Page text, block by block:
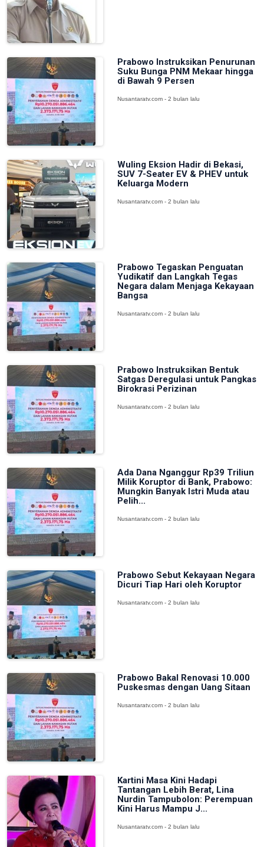
Prabowo Instruksikan Penurunan
Suku Bunga PNM Mekaar hingga
di Bawah 9 Persen
Nusantaratv.com - 2 bulan lalu
Wuling Eksion Hadir di Bekasi,
SUV 7-Seater EV & PHEV untuk
Keluarga Modern
Nusantaratv.com - 2 bulan lalu
Prabowo Tegaskan Penguatan
Yudikatif dan Langkah Tegas
Negara dalam Menjaga Kekayaan
Bangsa
Nusantaratv.com - 2 bulan lalu
Prabowo Instruksikan Bentuk
Satgas Deregulasi untuk Pangkas
Birokrasi Perizinan
Nusantaratv.com - 2 bulan lalu
Ada Dana Nganggur Rp39 Triliun
Milik Koruptor di Bank, Prabowo:
Mungkin Banyak Istri Muda atau
Pelih...
Nusantaratv.com - 2 bulan lalu
Prabowo Sebut Kekayaan Negara
Dicuri Tiap Hari oleh Koruptor
Nusantaratv.com - 2 bulan lalu
Prabowo Bakal Renovasi 10.000
Puskesmas dengan Uang Sitaan
Nusantaratv.com - 2 bulan lalu
Kartini Masa Kini Hadapi
Tantangan Lebih Berat, Lina
Nurdin Tampubolon: Perempuan
Kini Harus Mampu J...
Nusantaratv.com - 2 bulan lalu